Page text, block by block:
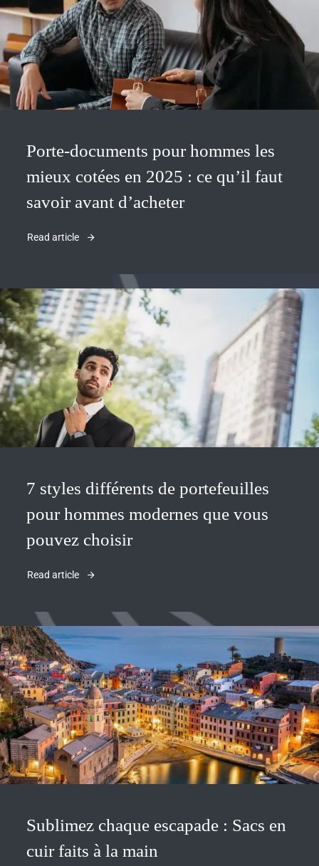
Porte-documents pour hommes les
mieux cotées en 2025 : ce qu’il faut
savoir avant d’acheter
Read article
7 styles différents de portefeuilles
pour hommes modernes que vous
pouvez choisir
Read article
Sublimez chaque escapade : Sacs en
cuir faits à la main